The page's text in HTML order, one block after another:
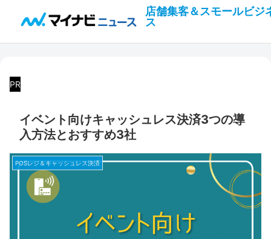
店舗集客＆スモールビジ
ス
PR
イベント向けキャッシュレス決済3つの導
入方法とおすすめ3社
POSレジ＆キャッシュレス決済